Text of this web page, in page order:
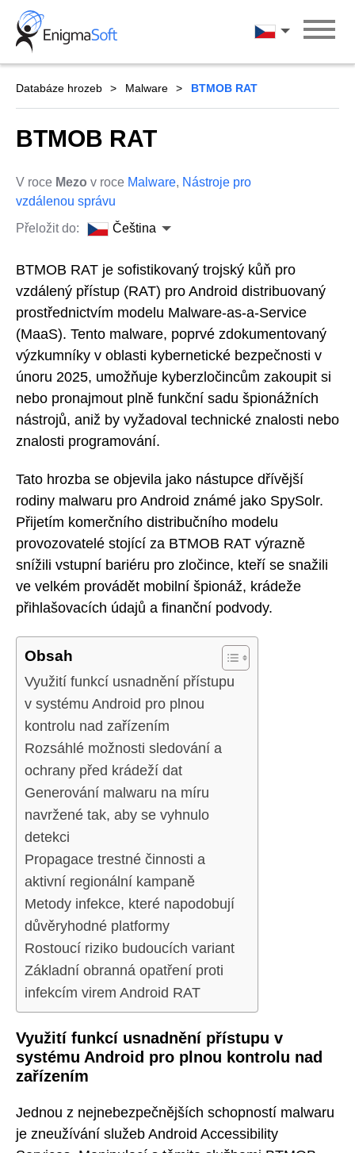
Skip
content
Čeština
Databáze hrozeb Malware BTMOB RAT
BTMOB RAT
V roce Mezo v roce Malware, Nástroje pro
vzdálenou správu
Přeložit do:
Čeština
BTMOB RAT je sofistikovaný trojský kůň pro
vzdálený přístup (RAT) pro Android distribuovaný
prostřednictvím modelu Malware-as-a-Service
(MaaS). Tento malware, poprvé zdokumentovaný
výzkumníky v oblasti kybernetické bezpečnosti v
únoru 2025, umožňuje kyberzločincům zakoupit si
nebo pronajmout plně funkční sadu špionážních
nástrojů, aniž by vyžadoval technické znalosti nebo
znalosti programování.
Tato hrozba se objevila jako nástupce dřívější
rodiny malwaru pro Android známé jako SpySolr.
Přijetím komerčního distribučního modelu
provozovatelé stojící za BTMOB RAT výrazně
snížili vstupní bariéru pro zločince, kteří se snažili
ve velkém provádět mobilní špionáž, krádeže
přihlašovacích údajů a finanční podvody.
Obsah
Využití funkcí usnadnění přístupu
v systému Android pro plnou
kontrolu nad zařízením
Rozsáhlé možnosti sledování a
ochrany před krádeží dat
Generování malwaru na míru
navržené tak, aby se vyhnulo
detekci
Propagace trestné činnosti a
aktivní regionální kampaně
Metody infekce, které napodobují
důvěryhodné platformy
Rostoucí riziko budoucích variant
Základní obranná opatření proti
infekcím virem Android RAT
Využití funkcí usnadnění přístupu v
systému Android pro plnou kontrolu nad
zařízením
Jednou z nejnebezpečnějších schopností malwaru
je zneužívání služeb Android Accessibility